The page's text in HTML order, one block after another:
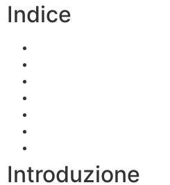
Indice
Introduzione